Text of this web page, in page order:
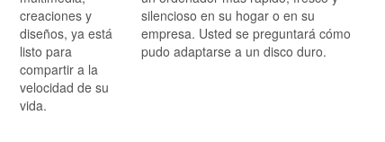
creaciones y
diseños, ya está
listo para
compartir a la
velocidad de su
vida.
silencioso en su hogar o en su
empresa. Usted se preguntará cómo
pudo adaptarse a un disco duro.